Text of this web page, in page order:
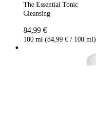
The Essential Tonic
Cleansing
84,99 €
100 ml (84,99 € / 100 ml)